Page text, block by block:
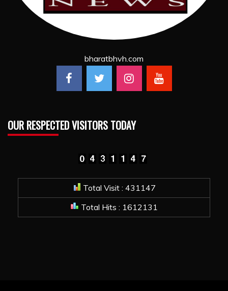
bharatbhvh.com
OUR RESPECTED VISITORS TODAY
Total Visit : 431147
Total Hits : 1612131